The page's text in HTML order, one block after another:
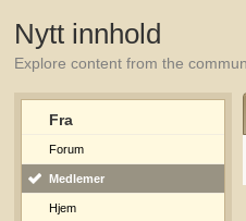
Nytt innhold
Explore content from the
Fra
Forum
Medlemer
Hjem